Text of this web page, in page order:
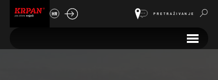
HR PRETRAŽIVANJE